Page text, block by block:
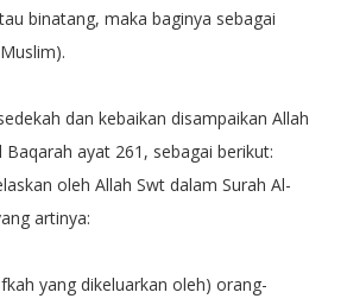
binatang, maka baginya sebagai
dan kebaikan disampaikan Allah
Baqarah ayat 261, sebagai berikut:
oleh Allah Swt dalam Surah Al-
artinya:
yang dikeluarkan oleh) orang-